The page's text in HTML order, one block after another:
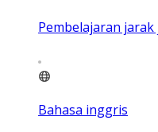
Pembelajaran jarak
Bahasa inggris